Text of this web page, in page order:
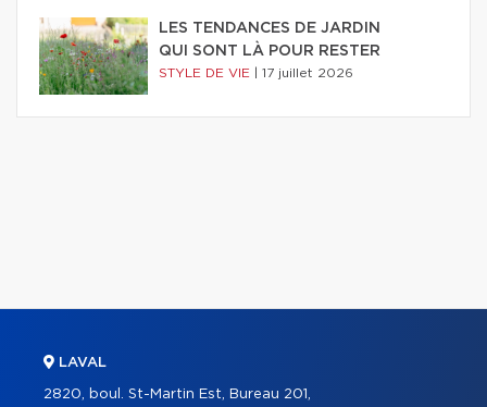
LES TENDANCES DE JARDIN
QUI SONT LÀ POUR RESTER
STYLE DE VIE 17 juillet 2026
LAVAL
2820, boul. St-Martin Est, Bureau 201,